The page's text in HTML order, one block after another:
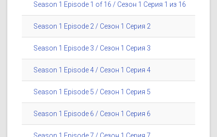
Season 1 Episode 1 of 16 / Сезон 1 Серия 1 из 16
Season 1 Episode 2 / Сезон 1 Серия 2
Season 1 Episode 3 / Сезон 1 Серия 3
Season 1 Episode 4 / Сезон 1 Серия 4
Season 1 Episode 5 / Сезон 1 Серия 5
Season 1 Episode 6 / Сезон 1 Серия 6